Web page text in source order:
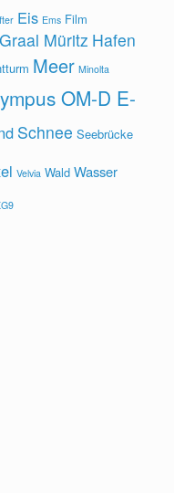
Eis Ems Film
Graal Müritz Hafen
Meer Minolta
OM-D E-
Schnee Seebrücke
Velvia Wald Wasser